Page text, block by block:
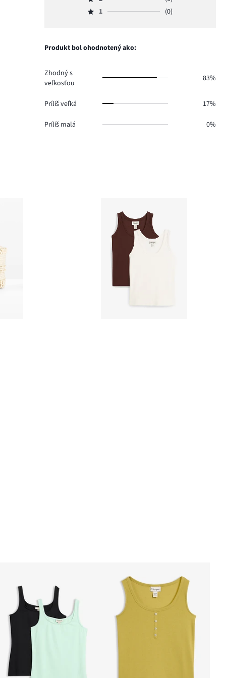
hlasov
počet
Hodnotenie
2,
0.
Hodnotenie
hlasov
1 (0)
Produkt bol ohodnotený ako:
Zhodný s
veľkosťou
83%
Príliš veľká 17%
Príliš malá 0%